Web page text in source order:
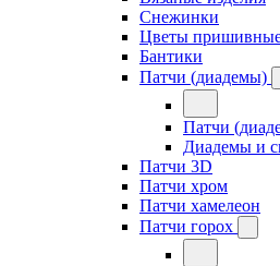
Снежинки
Цветы
Бантики
Патчи (диадемы)
Патчи
Диадемы и
Патчи 3D
Патчи хром
Патчи хамелеон
Патчи горох